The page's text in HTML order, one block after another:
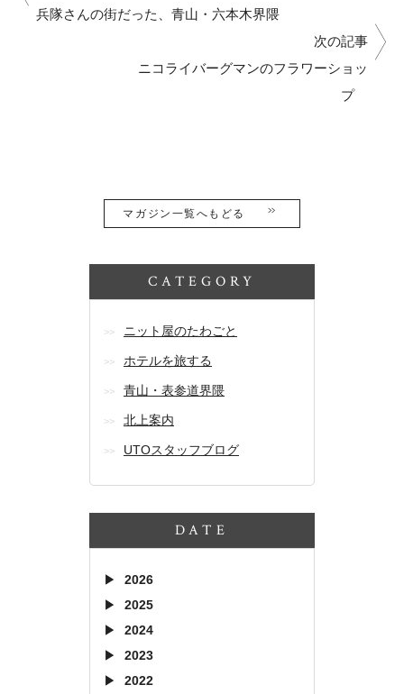
兵隊さんの街だった、青山・六本木界隈
次の記事
ニコライバーグマンのフラワーショッ
プ
マガジン一覧へもどる
CATEGORY
ニット屋のたわごと
ホテルを旅する
青山・表参道界隈
北上案内
UTOスタッフブログ
DATE
2026
2025
2024
2023
2022